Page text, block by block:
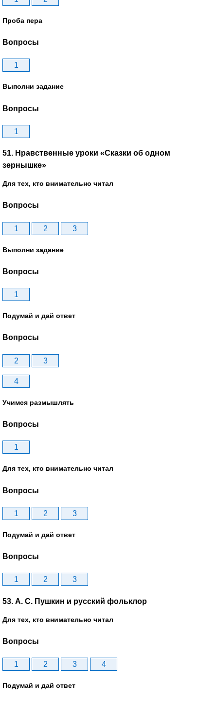
Проба пера
Вопросы
1
Выполни задание
Вопросы
1
51. Нравственные уроки «Сказки об одном
зернышке»
Для тех, кто внимательно читал
Вопросы
1 2 3
Выполни задание
Вопросы
1
Подумай и дай ответ
Вопросы
2 3
4
Учимся размышлять
Вопросы
1
Для тех, кто внимательно читал
Вопросы
1 2 3
Подумай и дай ответ
Вопросы
1 2 3
53. А. С. Пушкин и русский фольклор
Для тех, кто внимательно читал
Вопросы
1 2 3 4
Подумай и дай ответ